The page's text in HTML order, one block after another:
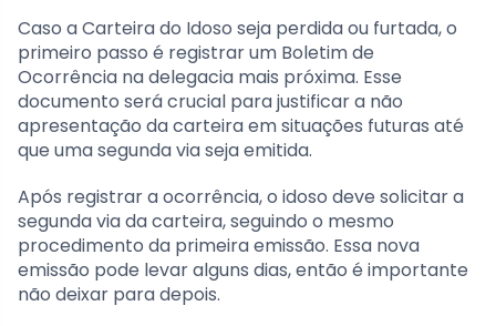
Caso a Carteira do Idoso seja perdida ou furtada, o
primeiro passo é registrar um Boletim de
Ocorrência na delegacia mais próxima. Esse
documento será crucial para justificar a não
apresentação da carteira em situações futuras até
que uma segunda via seja emitida.
Após registrar a ocorrência, o idoso deve solicitar a
segunda via da carteira, seguindo o mesmo
procedimento da primeira emissão. Essa nova
emissão pode levar alguns dias, então é importante
não deixar para depois.